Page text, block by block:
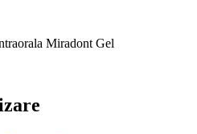
Miradont Gel